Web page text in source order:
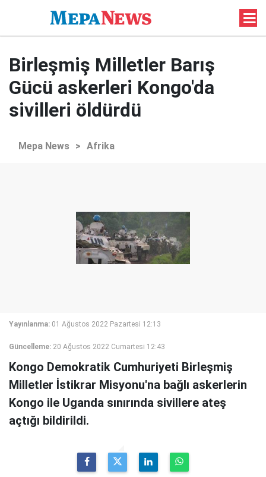
Birleşmiş Milletler Barış
Gücü askerleri Kongo'da
sivilleri öldürdü
Mepa News > Afrika
Yayınlanma: 01 Ağustos 2022 Pazartesi 12:13
Güncelleme: 20 Ağustos 2022 Cumartesi 12:43
Kongo Demokratik Cumhuriyeti Birleşmiş
Milletler İstikrar Misyonu'na bağlı askerlerin
Kongo ile Uganda sınırında sivillere ateş
açtığı bildirildi.